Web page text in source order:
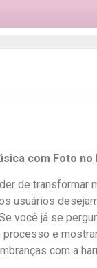
com Foto
de transformar
usuários
você já se
e
com a